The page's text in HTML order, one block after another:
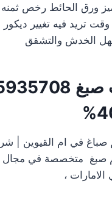
ورق الحائط رخص ثمنه
تريد فيه تغيير ديكور
الخدش والتشقق
صبغ
صباغ في ام القيوين |
صبغ متخصصة في مجال
،